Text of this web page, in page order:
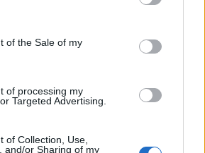
of the Sale of my
of processing my
Targeted Advertising.
of Collection, Use,
and/or Sharing of my